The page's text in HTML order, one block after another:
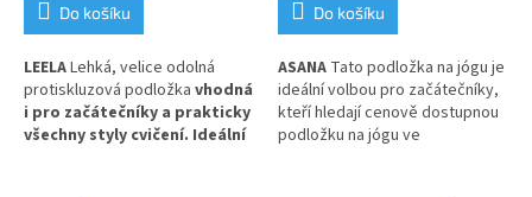
Do košíku
LEELALehká, velice odolná
protiskluzová podložka vhodná
i pro začátečníky a prakticky
všechny styly cvičení. Ideální
Do košíku
ASANA Tato podložka na jógu je
ideální volbou pro začátečníky,
kteří hledají cenově dostupnou
podložku na jógu ve